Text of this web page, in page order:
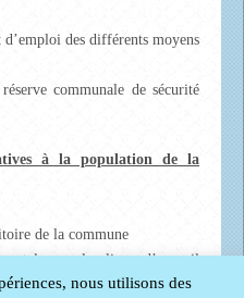
des différents moyens
communale de sécurité
à la population de la
de la commune
» tels que les lieux d’accueil
nous utilisons des